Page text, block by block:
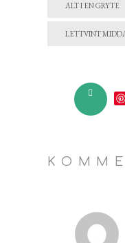
ALT I EN GRYTE
LETTVINT